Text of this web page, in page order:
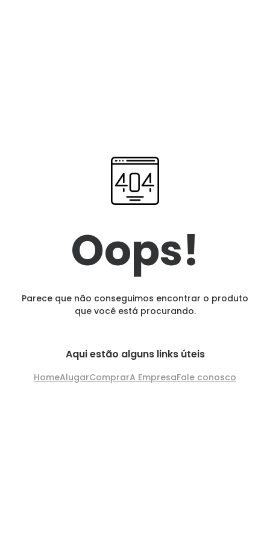
Oops!
Parece que não conseguimos encontrar o produto
que você está procurando.
Aqui estão alguns links úteis
HomeAlugarComprarA EmpresaFale conosco